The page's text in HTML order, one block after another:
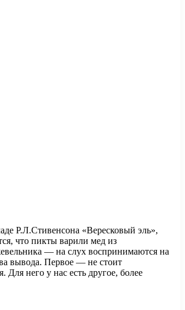
Р.Л.Стивенсона «Вересковый эль»,
что пикты варили мед из
— на слух воспринимаются на
вывода. Первое — не стоит
Для него у нас есть другое, более